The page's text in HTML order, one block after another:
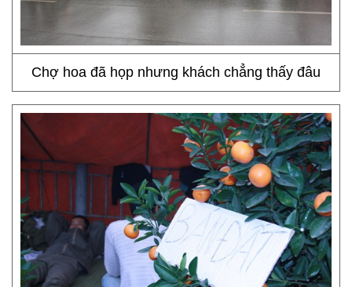
Chợ hoa đã họp nhưng khách chẳng thấy đâu